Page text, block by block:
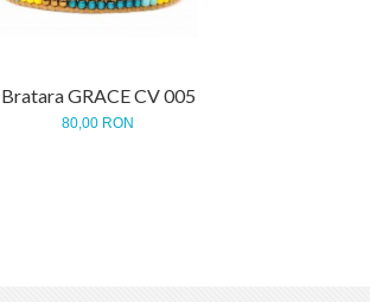
Bratara GRACE CV 005
80,00 RON